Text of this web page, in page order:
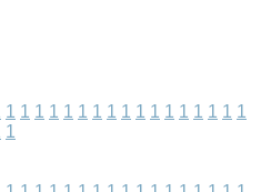
1 1 1 1 1 1 1 1 1 1 1 1 1 1 1 1 1
1